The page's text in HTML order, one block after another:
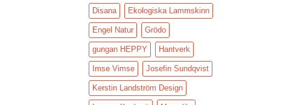
Disana Ekologiska Lammskinn
Engel Natur Grödo
gungan HEPPY Hantverk
Imse Vimse Josefin Sundqvist
Kerstin Landström Design